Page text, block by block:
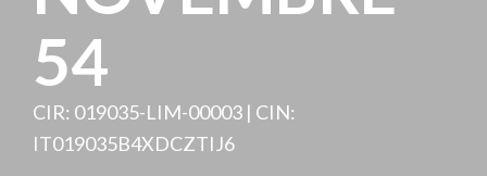
54
CIR: 019035-LIM-00003 | CIN:
IT019035B4XDCZTIJ6